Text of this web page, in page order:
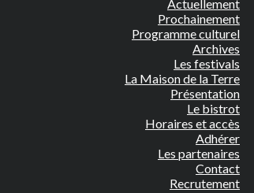
Actuellement
Prochainement
Programme culturel
Archives
Les festivals
La Maison de la Terre
Présentation
Le bistrot
Horaires et accès
Adhérer
Les partenaires
Contact
Recrutement